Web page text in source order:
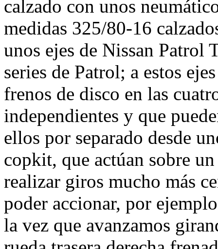
calzado con unos
medidas 325/80-16
unos ejes de Nissan Patrol
series de Patrol; a estos
frenos de disco en las
independientes y que
ellos por separado desde
copkit, que actúan sobre
realizar giros mucho más
poder accionar, por
la vez que avanzamos